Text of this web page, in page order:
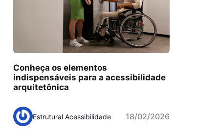
Conheça os elementos
indispensáveis para a acessibilidade
arquitetônica
Estrutural Acessibilidade 18/02/2026